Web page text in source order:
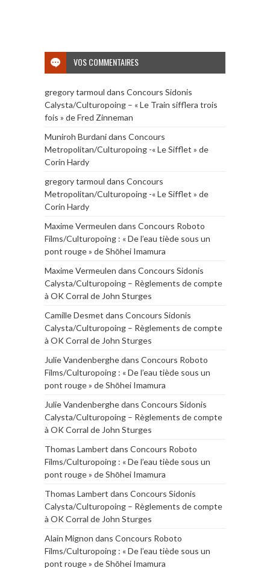
VOS COMMENTAIRES
gregory tarmoul dans Concours Sidonis
Calysta/Culturopoing – « Le Train sifflera trois
fois » de Fred Zinneman
Muniroh Burdanidans Concours
Metropolitan/Culturopoing -« Le Sifflet » de
Corin Hardy
gregory tarmoul dans Concours
Metropolitan/Culturopoing -« Le Sifflet » de
Corin Hardy
Maxime Vermeulen dans Concours Roboto
Films/Culturopoing : « De l’eau tiède sous un
pont rouge » de Shōhei Imamura
Maxime Vermeulen dans Concours Sidonis
Calysta/Culturopoing – Règlements de compte
à OK Corral de John Sturges
Camille Desmet dans Concours Sidonis
Calysta/Culturopoing – Règlements de compte
à OK Corral de John Sturges
Julie Vandenberghedans Concours Roboto
Films/Culturopoing : « De l’eau tiède sous un
pont rouge » de Shōhei Imamura
Julie Vandenberghedans Concours Sidonis
Calysta/Culturopoing – Règlements de compte
à OK Corral de John Sturges
Thomas Lambert dans Concours Roboto
Films/Culturopoing : « De l’eau tiède sous un
pont rouge » de Shōhei Imamura
Thomas Lambert dans Concours Sidonis
Calysta/Culturopoing – Règlements de compte
à OK Corral de John Sturges
Alain Mignon dans Concours Roboto
Films/Culturopoing : « De l’eau tiède sous un
pont rouge » de Shōhei Imamura